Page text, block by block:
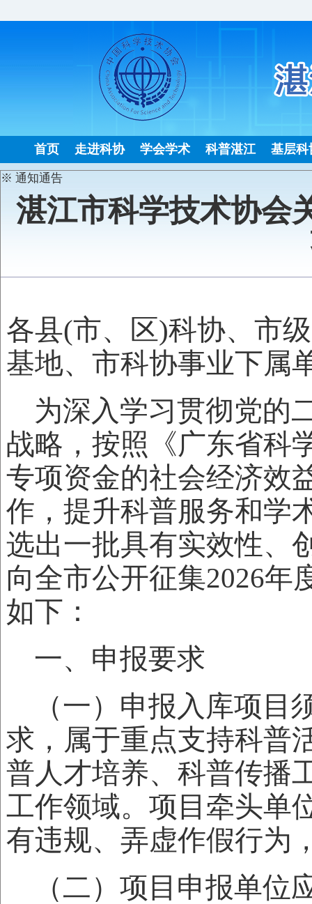
首页 走进科协 学会学术 科普湛江 基层科
※ 通知通告
湛江市科学技术协会
各县(市、区)科协、市
基地、市科协事业下属
为深入学习贯彻党的
战略，按照《广东省科
专项资金的社会经济效
作，提升科普服务和学
选出一批具有实效性、
向全市公开征集2026年
如下：
一、申报要求
（一）申报入库项
求，属于重点支持科普
普人才培养、科普传播
工作领域。项目牵头单
有违规、弄虚作假行为
（二）项目申报单